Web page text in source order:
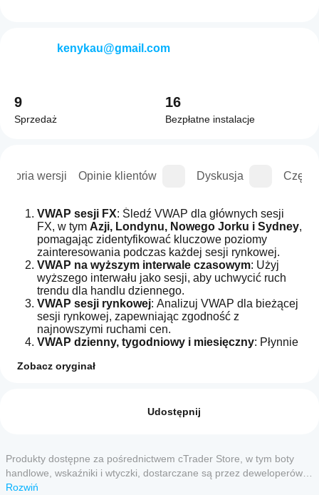
wersji Opinie klientów Dyskusja
VWAP sesji FX: Śledź VWAP dla głównych sesji
FX, w tym Azji, Londynu, Nowego Jorku i Sydney,
pomagając zidentyfikować kluczowe poziomy
zainteresowania podczas każdej sesji rynkowej.
VWAP na wyższym interwale czasowym: Użyj
wyższego interwału jako sesji, aby uchwycić ruch
trendu dla handlu dziennego.
VWAP sesji rynkowej: Analizuj VWAP dla bieżącej
sesji rynkowej, zapewniając zgodność z
najnowszymi ruchami cen.
VWAP dzienny, tygodniowy i miesięczny: Płynnie
tygodniowym i miesięcznym, dostosowując się do
VWAP sesji zdefiniowanej przez użytkownika
Dostosuj wskaźnik do swoich specyficznych
harmonogramu handlu.
Punkty obrotu VWAP sesji FX: Zyskaj dodatkową
przejrzystość dzięki punktom obrotu VWAP
Zobacz oryginał
Opinie klientów
Wszystko
dodaj
wystąpienie,
aby
Które
aplikacje
cTrader
Udostępnij
Produkty dostępne za pośrednictwem cTrader Store, w tym boty
handlowe, wskaźniki i wtyczki, dostarczane są przez deweloperów
zewnętrznych i udostępniane wyłącznie w celach informacyjnych
Rozwiń
kenykau@gmail.com
9
Sprzedaż
16
Bezpłatne instalacje